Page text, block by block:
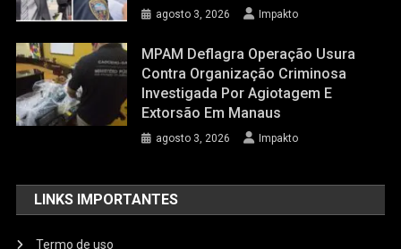
agosto 3, 2026 Impakto
MPAM Deflagra Operação Usura
Contra Organização Criminosa
Investigada Por Agiotagem E
Extorsão Em Manaus
agosto 3, 2026 Impakto
LINKS IMPORTANTES
Termo de uso